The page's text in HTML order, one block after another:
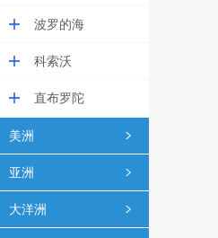
波罗的海
科索沃
直布罗陀
美洲
亚洲
大洋洲